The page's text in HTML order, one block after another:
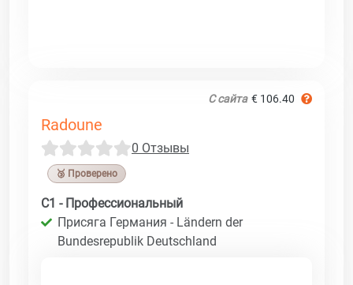
С сайта € 106.40
Radoune
0 Отзывы
🥉 Проверено
C1 - Профессиональный
Присяга Германия - Ländern der
Bundesrepublik Deutschland